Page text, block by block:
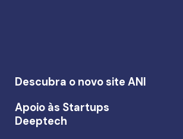
Descubra o novo site ANI
Apoio às Startups
Deeptech